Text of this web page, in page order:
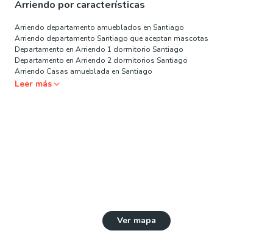
Arriendo por características
Arriendo departamento amueblados en Santiago
Arriendo departamento Santiago que aceptan mascotas
Departamento en Arriendo 1 dormitorio Santiago
Departamento en Arriendo 2 dormitorios Santiago
Arriendo Casas amueblada en Santiago
Leer más
Ver mapa